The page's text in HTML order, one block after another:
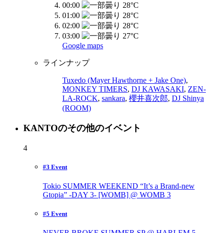
00:00
28°C
01:00
28°C
02:00
28°C
03:00
27°C
Google maps
ラインナップ
Tuxedo (Mayer Hawthorne + Jake One),
MONKEY TIMERS, DJ KAWASAKI, ZEN-
LA-ROCK, sankara, 櫻井喜次郎, DJ Shinya
(ROOM)
KANTOのその他のイベント
4
#3 Event
Tokio SUMMER WEEKEND “It’s a Brand-new
Gtopia” -DAY 3- [WOMB] @ WOMB 3
#5 Event